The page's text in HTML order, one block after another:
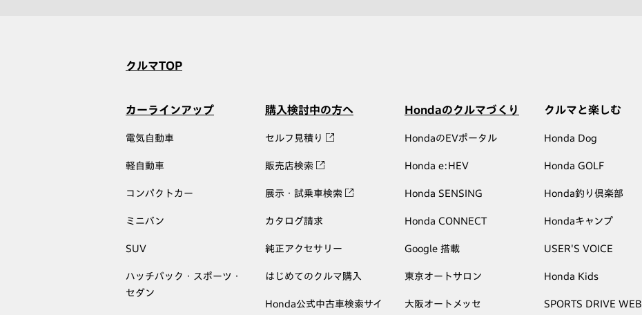
クルマTOP
カーラインアップ
電気自動車
軽自動車
コンパクトカー
ミニバン
SUV
ハッチバック・スポーツ・
セダン
購入検討中の方へ
セルフ見積り
販売店検索
展示・試乗車検索
カタログ請求
純正アクセサリー
はじめてのクルマ購入
Honda公式中古車検索サイ
Hondaのクルマづくり
HondaのEVポータル
Honda e:HEV
Honda SENSING
Honda CONNECT
Google 搭載
東京オートサロン
大阪オートメッセ
クルマと楽しむ
Honda Dog
Honda GOLF
Honda釣り倶楽部
Hondaキャンプ
USER'S VOICE
Honda Kids
SPORTS DRIVE WEB